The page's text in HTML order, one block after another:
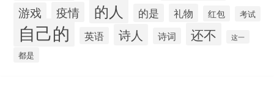
游戏 疫情 的人 的是 礼物 红包 考试
自己的 英语 诗人 诗词 还不 这一
都是